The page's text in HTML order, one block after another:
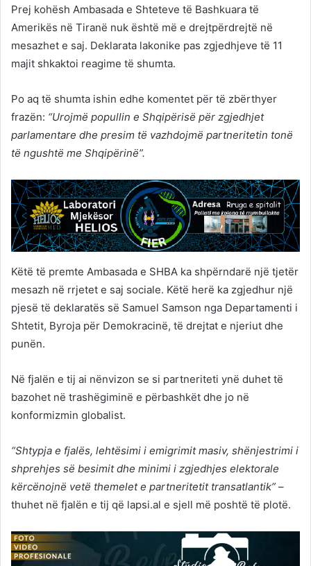
Prej kohësh Ambasada e Shteteve të Bashkuara të
Amerikës në Tiranë nuk është më e drejtpërdrejtë në
mesazhet e saj. Deklarata lakonike pas zgjedhjeve të 11
majit shkaktoi reagime të shumta.
Po aq të shumta ishin edhe komentet për të zbërthyer
frazën: “Urojmë popullin e Shqipërisë për zgjedhjet
parlamentare dhe presim të vazhdojmë partneritetin tonë
të ngushtë me Shqipërinë”.
Këtë të premte Ambasada e SHBA ka shpërndarë një tjetër
mesazh në rrjetet e saj sociale. Këtë herë ka zgjedhur një
pjesë të deklaratës së Samuel Samson nga Departamenti i
Shtetit, Byroja për Demokracinë, të drejtat e njeriut dhe
punën.
Në fjalën e tij ai nënvizon se si partneriteti ynë duhet të
bazohet në trashëgiminë e përbashkët dhe jo në
konformizmin globalist.
“Shtypja e fjalës, lehtësimi i emigrimit masiv, shënjestrimi i
shprehjes së besimit dhe minimi i zgjedhjes elektorale
kërcënojnë vetë themelet e partneritetit transatlantik” –
thuhet në fjalën e tij që lapsi.al e sjell më poshtë të plotë.